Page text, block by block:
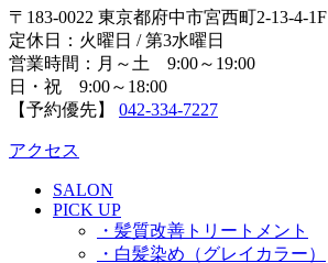
〒183-0022 東京都府中市宮西町2-13-4-1F
定休日：火曜日 / 第3水曜日
営業時間：月～土 9:00～19:00
日・祝 9:00～18:00
【予約優先】 042-334-7227
アクセス
SALON
PICK UP
・髪質改善トリートメント
・白髪染め（グレイカラー）